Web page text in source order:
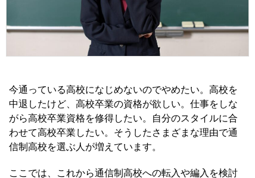
今通っている高校になじめないのでやめたい。高校を
中退したけど、高校卒業の資格が欲しい。 仕事をしな
がら高校卒業資格を修得したい。自分のスタイルに合
わせて高校卒業したい。 そうしたさまざまな理由で通
信制高校を選ぶ人が増えています。
ここでは、これから通信制高校への転入や編入を検討